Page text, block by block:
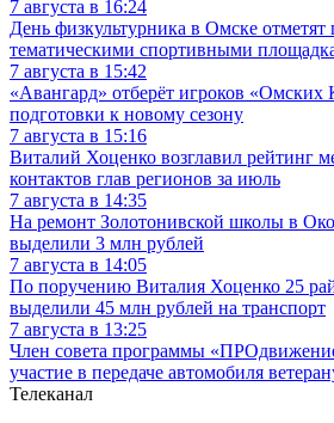
7 августа в 16:24
День физкультурника в Омске отметят
тематическими спортивными
7 августа в 15:42
«Авангард» отберёт игроков «Омских
подготовки к новому сезону
7 августа в 15:16
Виталий Хоценко возглавил рейтинг
контактов глав регионов за июль
7 августа в 14:35
На ремонт Золотонивской школы в
выделили 3 млн рублей
7 августа в 14:05
По поручению Виталия Хоценко 25
выделили 45 млн рублей на транспорт
7 августа в 13:25
Член совета программы
участие в передаче автомобиля
Телеканал